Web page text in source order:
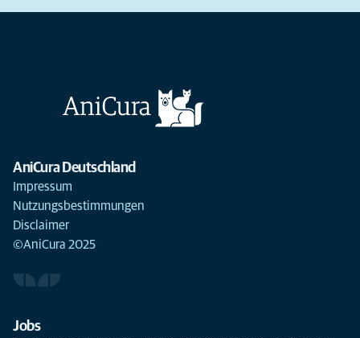
AniCura Deutschland
Impressum
Nutzungsbestimmungen
Disclaimer
©AniCura 2025
Jobs